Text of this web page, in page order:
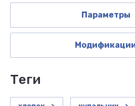
Параметры
теги